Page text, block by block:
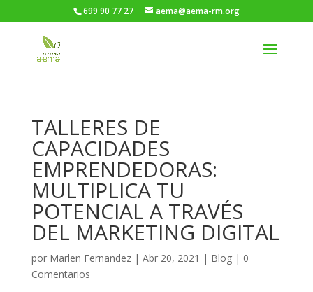
699 90 77 27 aema@aema-rm.org
TALLERES DE
CAPACIDADES
EMPRENDEDORAS:
MULTIPLICA TU
POTENCIAL A TRAVÉS
DEL MARKETING DIGITAL
por Marlen Fernandez| Abr 20, 2021 | Blog| 0
Comentarios